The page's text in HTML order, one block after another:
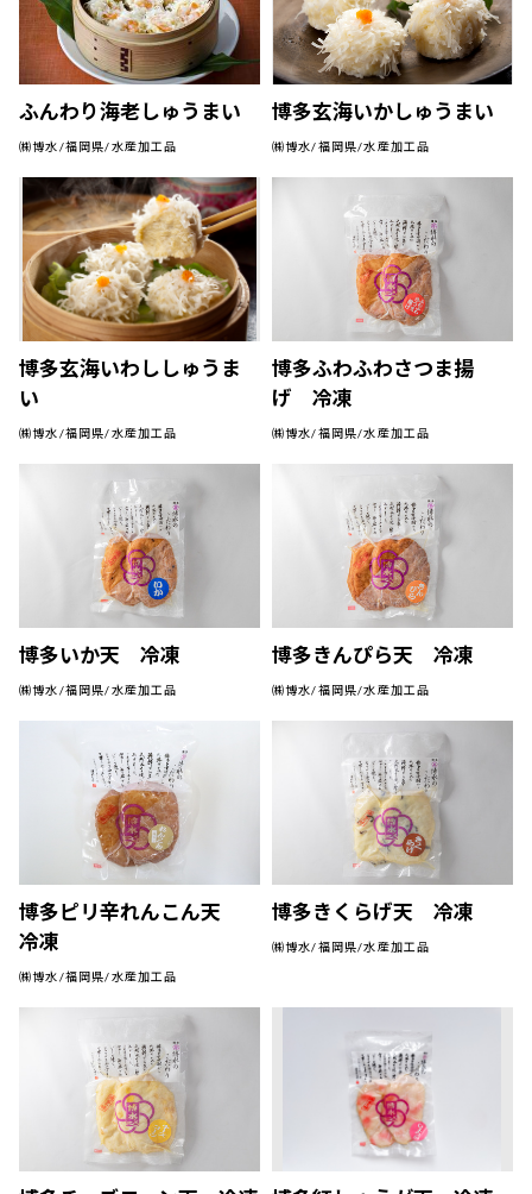
ふんわり海老しゅうまい
㈱博水/福岡県/水産加工品
博多玄海いかしゅうまい
㈱博水/福岡県/水産加工品
博多玄海いわししゅうま
い
㈱博水/福岡県/水産加工品
博多ふわふわさつま揚
げ 冷凍
㈱博水/福岡県/水産加工品
博多いか天 冷凍
㈱博水/福岡県/水産加工品
博多きんぴら天 冷凍
㈱博水/福岡県/水産加工品
博多ピリ辛れんこん天
冷凍
㈱博水/福岡県/水産加工品
博多きくらげ天 冷凍
㈱博水/福岡県/水産加工品